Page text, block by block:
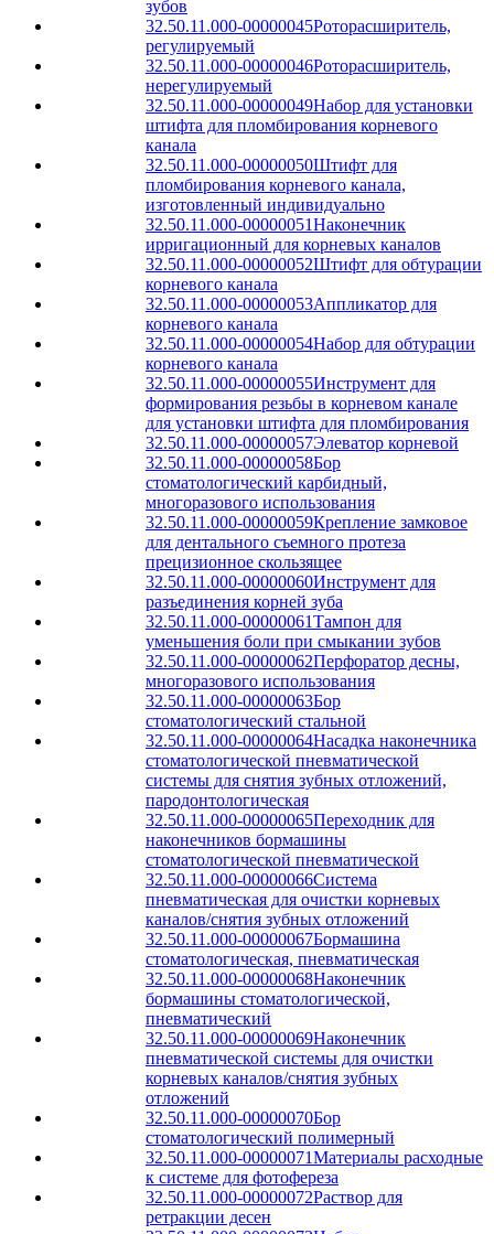
зубов
32.50.11.000-00000045Роторасширитель,
регулируемый
32.50.11.000-00000046Роторасширитель,
нерегулируемый
32.50.11.000-00000049Набор для установки
штифта для пломбирования корневого
канала
32.50.11.000-00000050Штифт для
пломбирования корневого канала,
изготовленный индивидуально
32.50.11.000-00000051Наконечник
ирригационный для корневых каналов
32.50.11.000-00000052Штифт для обтурации
корневого канала
32.50.11.000-00000053Аппликатор для
корневого канала
32.50.11.000-00000054Набор для обтурации
корневого канала
32.50.11.000-00000055Инструмент для
формирования резьбы в корневом канале
для установки штифта для пломбирования
32.50.11.000-00000057Элеватор корневой
32.50.11.000-00000058Бор
стоматологический карбидный,
многоразового использования
32.50.11.000-00000059Крепление замковое
для дентального съемного протеза
прецизионное скользящее
32.50.11.000-00000060Инструмент для
разъединения корней зуба
32.50.11.000-00000061Тампон для
уменьшения боли при смыкании зубов
32.50.11.000-00000062Перфоратор десны,
многоразового использования
32.50.11.000-00000063Бор
стоматологический стальной
32.50.11.000-00000064Насадка наконечника
стоматологической пневматической
системы для снятия зубных отложений,
пародонтологическая
32.50.11.000-00000065Переходник для
наконечников бормашины
стоматологической пневматической
32.50.11.000-00000066Система
пневматическая для очистки корневых
каналов/снятия зубных отложений
32.50.11.000-00000067Бормашина
стоматологическая, пневматическая
32.50.11.000-00000068Наконечник
бормашины стоматологической,
пневматический
32.50.11.000-00000069Наконечник
пневматической системы для очистки
корневых каналов/снятия зубных
отложений
32.50.11.000-00000070Бор
стоматологический полимерный
32.50.11.000-00000071Материалы расходные
к системе для фотофереза
32.50.11.000-00000072Раствор для
ретракции десен